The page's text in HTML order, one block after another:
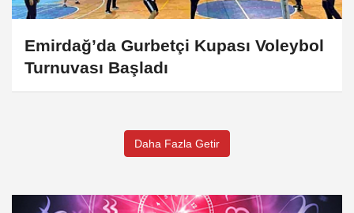
Emirdağ’da Gurbetçi Kupası Voleybol
Turnuvası Başladı
Daha Fazla Getir